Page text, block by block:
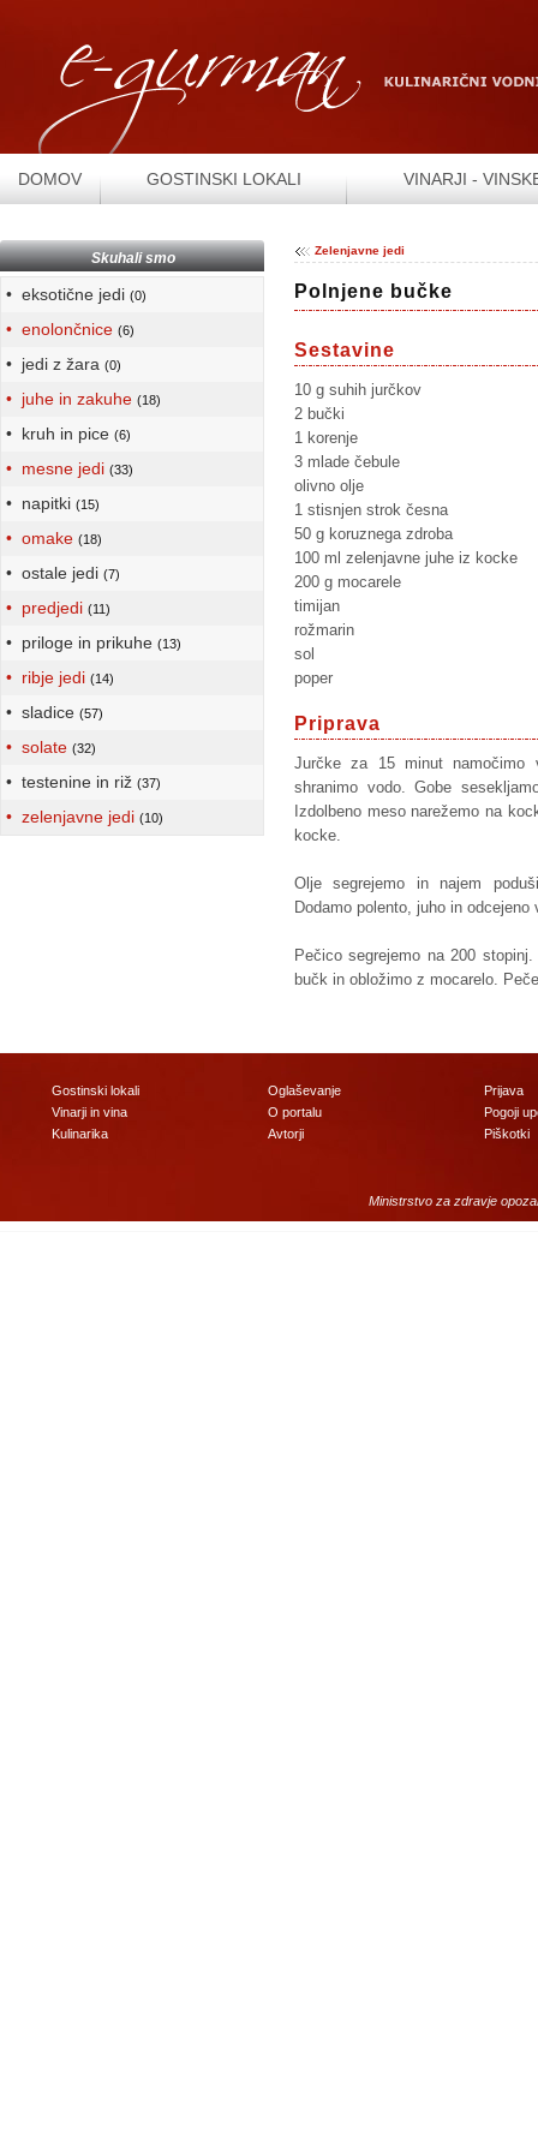
DOMOV GOSTINSKI LOKALI VINARJI -
Skuhali smo
• eksotične jedi (0)
• enolončnice (6)
• jedi z žara (0)
• juhe in zakuhe (18)
• kruh in pice (6)
• mesne jedi (33)
• napitki (15)
• omake (18)
• ostale jedi (7)
• predjedi (11)
• priloge in prikuhe (13)
• ribje jedi (14)
• sladice (57)
• solate (32)
• testenine in riž (37)
• zelenjavne jedi (10)
Zelenjavne jedi
Polnjene bučke
Sestavine
10 g suhih jurčkov
2 bučki
1 korenje
3 mlade čebule
olivno olje
1 stisnjen strok česna
50 g koruznega zdroba
100 ml zelenjavne juhe iz kocke
200 g mocarele
timijan
rožmarin
sol
poper
Priprava
Jurčke za 15 minut
shranimo vodo. Gobe
Izdolbeno meso narežemo na
kocke.
Olje segrejemo in najem
Dodamo polento, juho in
Pečico segrejemo na 200
bučk in obložimo z mocarelo.
Gostinski lokali
Vinarji in vina
Kulinarika
Oglaševanje
O portalu
Avtorji
Prijava
Pogoji
Piškotki
Ministrstvo za zdravje